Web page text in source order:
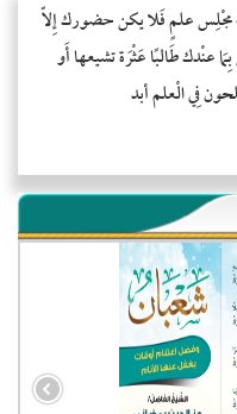
مجْلِس علمٍ فَلا يكن حضورك إِلاّ
عنْدك طَالبًا عَثْرَة تشيعها أَو
فِي الْعلم أبد